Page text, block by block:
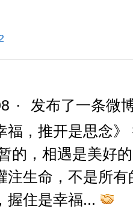
·
发布了一条微
福，推开是思念
的，相遇是美好
注生命，不是所
握住是幸福...